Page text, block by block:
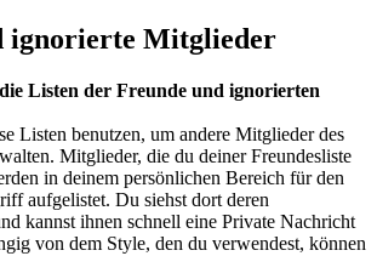
ignorierte Mitglieder
Listen der Freunde und ignorierten
Listen benutzen, um andere Mitglieder des
Mitglieder, die du deiner Freundesliste
in deinem persönlichen Bereich für den
aufgelistet. Du siehst dort deren
kannst ihnen schnell eine Private Nachricht
von dem Style, den du verwendest, können